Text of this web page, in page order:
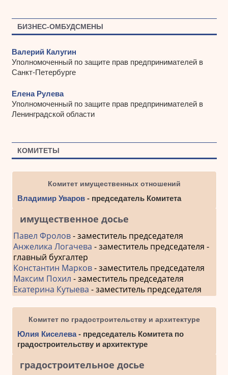
БИЗНЕС-ОМБУДСМЕНЫ
Валерий Калугин
Уполномоченный по защите прав предпринимателей в
Санкт-Петербурге
Елена Рулева
Уполномоченный по защите прав предпринимателей в
Ленинградской области
КОМИТЕТЫ
Комитет имущественных отношений
Владимир Уваров- председатель Комитета
имущественное досье
Павел Фролов- заместитель председателя
Анжелика Логачева - заместитель председателя -
главный бухгалтер
Константин Марков- заместитель председателя
Максим Похил - заместитель председателя
Екатерина Кутыева - заместитель председателя
Комитет по градостроительству и архитектуре
Юлия Киселева- председатель Комитета по
градостроительству и архитектуре
градостроительное досье